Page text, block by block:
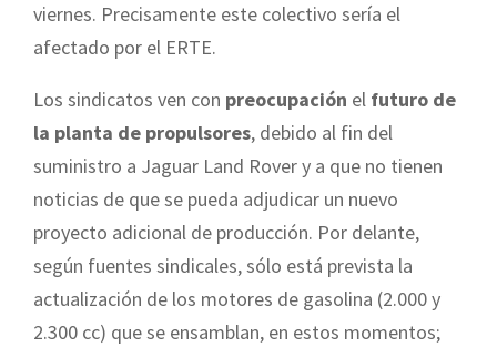
viernes. Precisamente este colectivo sería el
afectado por el ERTE.
Los sindicatos ven con preocupación el futuro de
la planta de propulsores, debido al fin del
suministro a Jaguar Land Rover y a que no tienen
noticias de que se pueda adjudicar un nuevo
proyecto adicional de producción. Por delante,
según fuentes sindicales, sólo está prevista la
actualización de los motores de gasolina (2.000 y
2.300 cc) que se ensamblan, en estos momentos;